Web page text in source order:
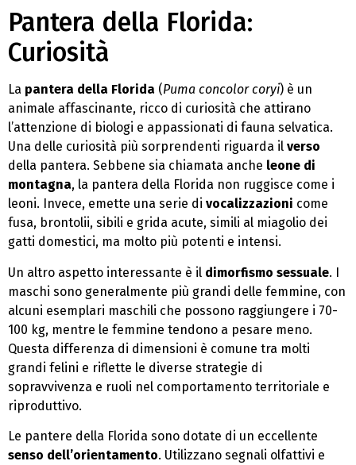
Pantera della Florida:
Curiosità
La pantera della Florida (Puma concolor coryi) è un
animale affascinante, ricco di curiosità che attirano
l’attenzione di biologi e appassionati di fauna selvatica.
Una delle curiosità più sorprendenti riguarda il verso
della pantera. Sebbene sia chiamata anche leone di
montagna, la pantera della Florida non ruggisce come i
leoni. Invece, emette una serie di vocalizzazioni come
fusa, brontolii, sibili e grida acute, simili al miagolio dei
gatti domestici, ma molto più potenti e intensi.
Un altro aspetto interessante è il dimorfismo sessuale. I
maschi sono generalmente più grandi delle femmine, con
alcuni esemplari maschili che possono raggiungere i 70-
100 kg, mentre le femmine tendono a pesare meno.
Questa differenza di dimensioni è comune tra molti
grandi felini e riflette le diverse strategie di
sopravvivenza e ruoli nel comportamento territoriale e
riproduttivo.
Le pantere della Florida sono dotate di un eccellente
senso dell’orientamento. Utilizzano segnali olfattivi e